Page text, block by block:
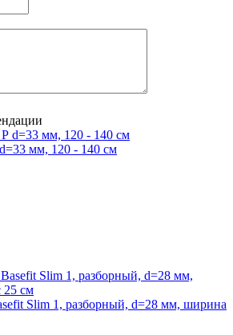
мм, 120 - 140 см
Slim 1, разборный, d=28 мм, ширина